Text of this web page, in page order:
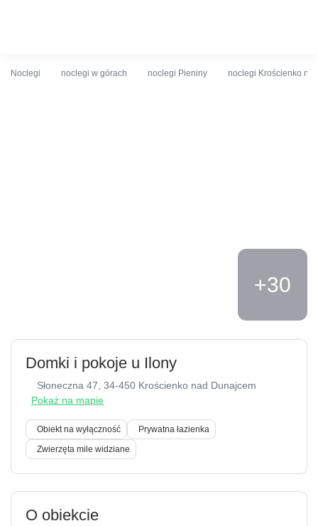
Noclegi noclegi w górach noclegi Pieniny noclegi Krościenko nad
+30
Domki i pokoje u Ilony
Słoneczna 47 , 34-450 Krościenko nad Dunajcem
Pokaż na mapie
Obiekt na wyłączność
Prywatna łazienka
Zwierzęta mile widziane
O obiekcie